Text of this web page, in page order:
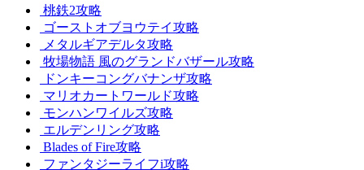
桃鉄2攻略
ゴーストオブヨウテイ攻略
メタルギアデルタ攻略
牧場物語 風のグランドバザール攻略
ドンキーコングバナンザ攻略
マリオカートワールド攻略
モンハンワイルズ攻略
エルデンリング攻略
Blades of Fire攻略
ファンタジーライフi攻略